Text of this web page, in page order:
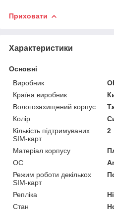
Приховати
Характеристики
Основні
Виробник
Країна виробник
Вологозахищений корпус
Колір
Кількість підтримуваних
SIM-карт
2
Матеріал корпусу
ОС
Режим роботи декількох
SIM-карт
Репліка
Ні
Стан